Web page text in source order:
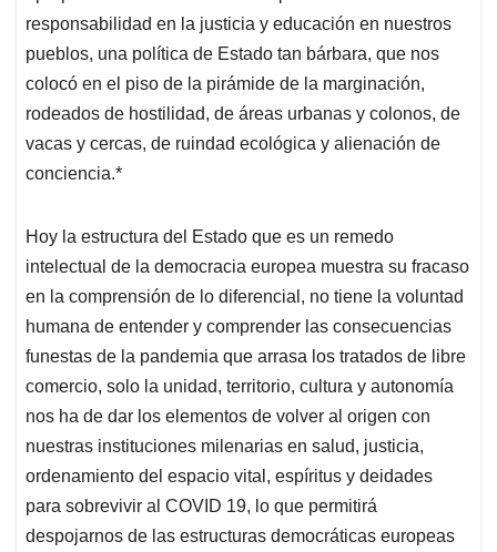
responsabilidad en la justicia y educación en nuestros
pueblos, una política de Estado tan bárbara, que nos
colocó en el piso de la pirámide de la marginación,
rodeados de hostilidad, de áreas urbanas y colonos, de
vacas y cercas, de ruindad ecológica y alienación de
conciencia.*
Hoy la estructura del Estado que es un remedo
intelectual de la democracia europea muestra su fracaso
en la comprensión de lo diferencial, no tiene la voluntad
humana de entender y comprender las consecuencias
funestas de la pandemia que arrasa los tratados de libre
comercio, solo la unidad, territorio, cultura y autonomía
nos ha de dar los elementos de volver al origen con
nuestras instituciones milenarias en salud, justicia,
ordenamiento del espacio vital, espíritus y deidades
para sobrevivir al COVID 19, lo que permitirá
despojarnos de las estructuras democráticas europeas